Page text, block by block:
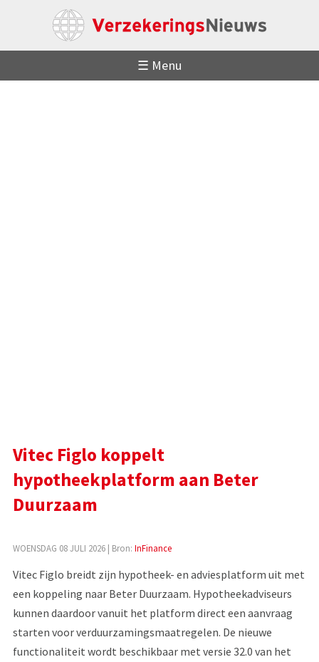
☰ Menu
Vitec Figlo koppelt
hypotheekplatform aan Beter
Duurzaam
WOENSDAG 08 JULI 2026| Bron: InFinance
Vitec Figlo breidt zijn hypotheek- en adviesplatform uit met
een koppeling naar Beter Duurzaam. Hypotheekadviseurs
kunnen daardoor vanuit het platform direct een aanvraag
starten voor verduurzamingsmaatregelen. De nieuwe
functionaliteit wordt beschikbaar met versie 32.0 van het